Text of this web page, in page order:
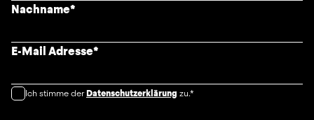
Nachname*
E-Mail Adresse*
Ich stimme derDatenschutzerklärung zu.*